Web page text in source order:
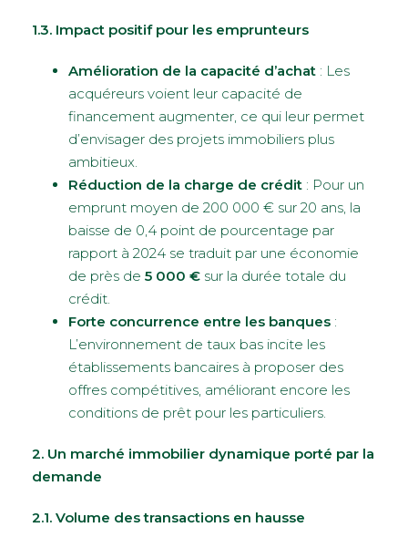
1.3. Impact positif pour les emprunteurs
Amélioration de la capacité d’achat : Les
acquéreurs voient leur capacité de
financement augmenter, ce qui leur permet
d’envisager des projets immobiliers plus
ambitieux.
Réduction de la charge de crédit : Pour un
emprunt moyen de 200 000 € sur 20 ans, la
baisse de 0,4 point de pourcentage par
rapport à 2024 se traduit par une économie
de près de 5 000 € sur la durée totale du
crédit.
Forte concurrence entre les banques :
L’environnement de taux bas incite les
établissements bancaires à proposer des
offres compétitives, améliorant encore les
conditions de prêt pour les particuliers.
2. Un marché immobilier dynamique porté par la
demande
2.1. Volume des transactions en hausse